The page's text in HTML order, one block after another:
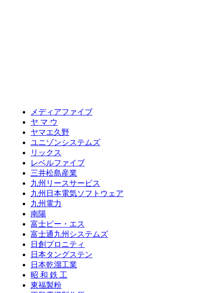
メディアファイブ
ヤ マ ウ
ヤマエ久野
ユニゾンシステムズ
リックス
レベルファイブ
三井松島産業
九州リースサービス
九州日本電気ソフトウェア
九州電力
南陽
富士ピー・エス
富士通九州システムズ
日創プロニティ
日本タングステン
日本乾溜工業
昭 和 鉄 工
東福製粉